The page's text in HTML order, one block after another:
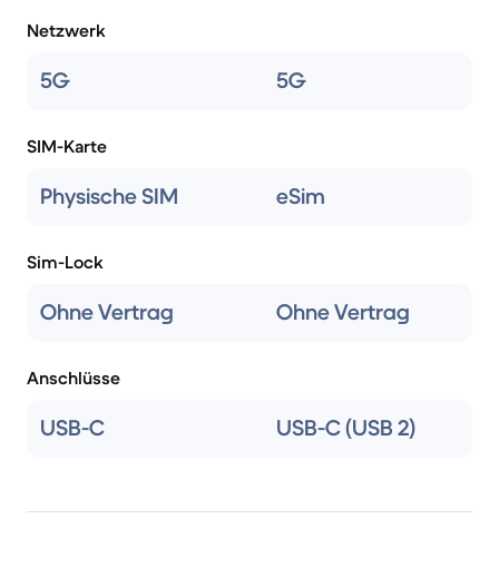
Netzwerk
5G 5G
SIM-Karte
Physische SIM eSim
Sim-Lock
Ohne Vertrag Ohne Vertrag
Anschlüsse
USB-C USB-C (USB 2)